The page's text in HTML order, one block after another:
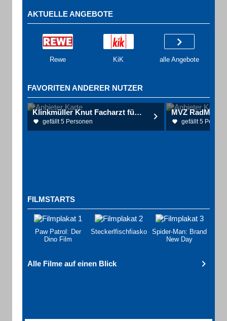
AKTUELLE ANGEBOTE
Rewe KiK alle Angebote
FAVORITEN ANDERER NUTZER
Klinkmüller Knut Facharzt für Urologie
gefällt 5 Personen gefällt 5
FILMSTARTS
Paw Patrol: Der
Dino Film
Steckerlfischfiasko
Spider-Man: Brand
New Day
Alle Filme auf einen Blick